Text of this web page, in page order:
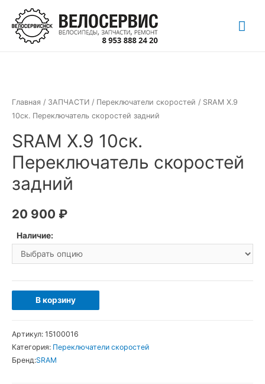
Перейти
содержимому
Главная / ЗАПЧАСТИ / Переключатели скоростей / SRAM X.9
10ск. Переключатель скоростей задний
SRAM X.9 10ск.
Переключатель скоростей
задний
20 900 ₽
Наличие:
Количество
товара
X.9
10ск.
В корзину
Артикул: 15100016
Категория: Переключатели скоростей
Бренд:SRAM